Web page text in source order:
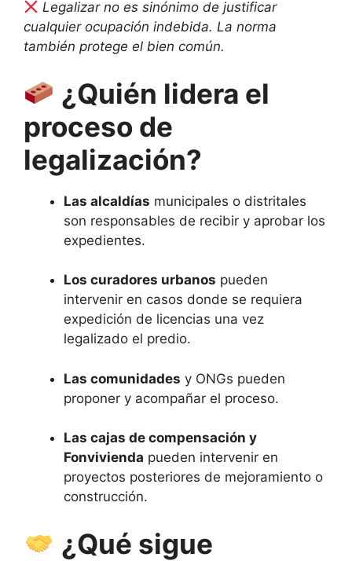
Legalizar no es sinónimo de justificar
cualquier ocupación indebida. La norma
también protege el bien común.
¿Quién lidera el
proceso de
legalización?
Las alcaldías municipales o distritales
son responsables de recibir y aprobar los
expedientes.
Los curadores urbanos pueden
intervenir en casos donde se requiera
expedición de licencias una vez
legalizado el predio.
Las comunidades y ONGs pueden
proponer y acompañar el proceso.
Las cajas de compensación y
Fonvivienda pueden intervenir en
proyectos posteriores de mejoramiento o
construcción.
¿Qué sigue